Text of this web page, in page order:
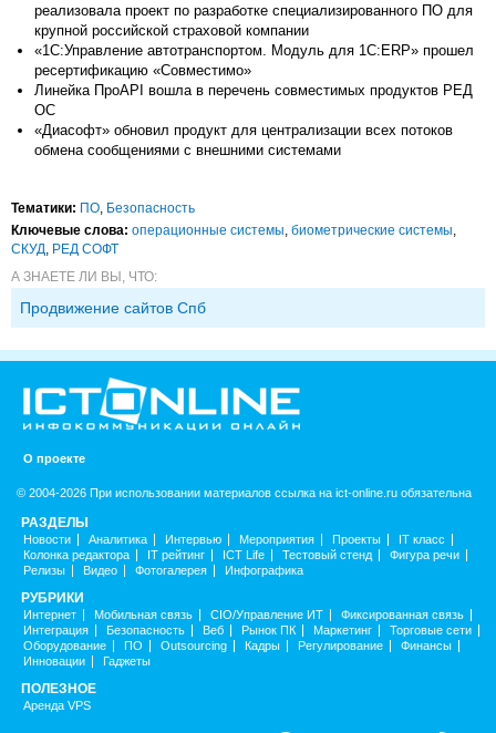
реализовала проект по разработке специализированного ПО для
крупной российской страховой компании
«1С:Управление автотранспортом. Модуль для 1С:ERP» прошел
ресертификацию «Совместимо»
Линейка ПроAPI вошла в перечень совместимых продуктов РЕД
ОС
«Диасофт» обновил продукт для централизации всех потоков
обмена сообщениями с внешними системами
Тематики: ПО, Безопасность
Ключевые слова: операционные системы, биометрические системы,
СКУД, РЕД СОФТ
А ЗНАЕТЕ ЛИ ВЫ, ЧТО:
Продвижение сайтов Спб
О проекте
© 2004-2026 При использовании материалов ссылка на ict-online.ru обязательна
РАЗДЕЛЫ
Новости Аналитика Интервью Мероприятия Проекты
IT класс
Колонка редактора
IT рейтинг ICT Life Тестовый стенд
Фигура речи
Релизы
Видео Фотогалерея Инфографика
РУБРИКИ
Интернет Мобильная связь CIO/Управление ИТ
Фиксированная связь
Интеграция
Безопасность Веб Рынок ПК Маркетинг
Торговые сети
Оборудование
ПО Outsourcing Кадры Регулирование
Финансы
Инновации
Гаджеты
ПОЛЕЗНОЕ
Аренда VPS